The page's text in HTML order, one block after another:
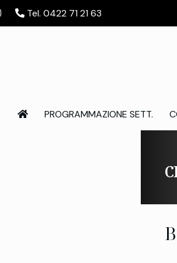
Tel. 0422 71 21 63
PROGRAMMAZIONE SETT.